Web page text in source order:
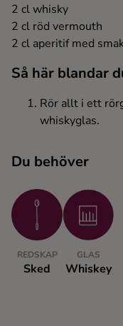
Cocktails
Kaffe
Rom
Shots
2 cl whisky
2 cl röd vermouth
2 cl aperitif med
Så här blandar
Rör allt i ett
whiskyglas.
Du behöver
REDSKAP
Sked
GLAS
Whiskey